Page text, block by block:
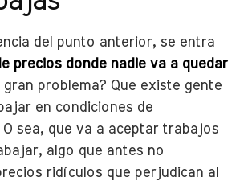
del punto anterior, se entra
precios donde nadie va a quedar
gran problema? Que existe gente
en condiciones de
sea, que va a aceptar trabajos
algo que antes no
ridículos que perjudican al